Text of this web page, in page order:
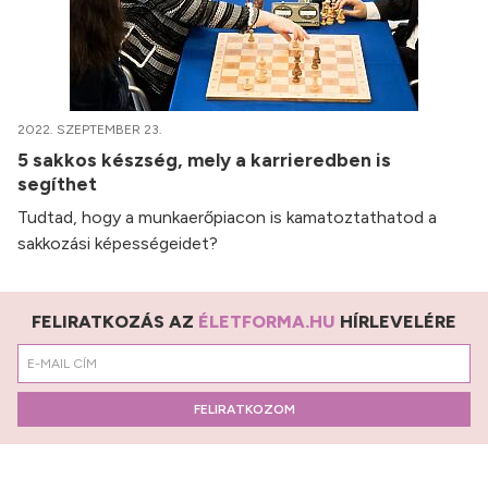
2022. SZEPTEMBER 23.
5 sakkos készség, mely a karrieredben is
segíthet
Tudtad, hogy a munkaerőpiacon is kamatoztathatod a
sakkozási képességeidet?
FELIRATKOZÁS AZ ÉLETFORMA.HU HÍRLEVELÉRE
FELIRATKOZOM